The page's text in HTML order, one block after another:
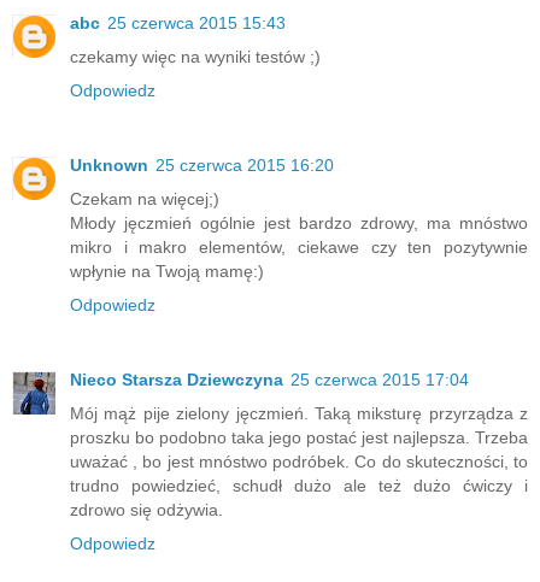
abc 25 czerwca 2015 15:43
czekamy więc na wyniki testów ;)
Odpowiedz
Unknown 25 czerwca 2015 16:20
Czekam na więcej;)
Młody jęczmień ogólnie jest bardzo zdrowy, ma mnóstwo
mikro i makro elementów, ciekawe czy ten pozytywnie
wpłynie na Twoją mamę:)
Odpowiedz
Nieco Starsza Dziewczyna 25 czerwca 2015 17:04
Mój mąż pije zielony jęczmień. Taką miksturę przyrządza z
proszku bo podobno taka jego postać jest najlepsza. Trzeba
uważać , bo jest mnóstwo podróbek. Co do skuteczności, to
trudno powiedzieć, schudł dużo ale też dużo ćwiczy i
zdrowo się odżywia.
Odpowiedz